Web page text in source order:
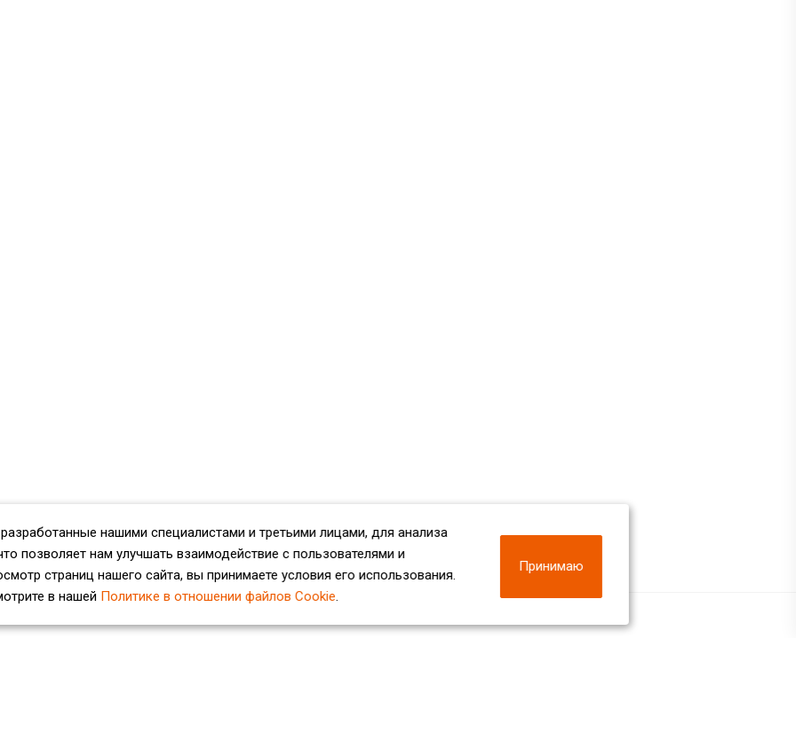
нашими специалистами и третьими лицами, для анализа
позволяет нам улучшать взаимодействие с пользователями и
страниц нашего сайта, вы принимаете условия его использования.
в нашей Политике в отношении файлов Cookie.
Принимаю